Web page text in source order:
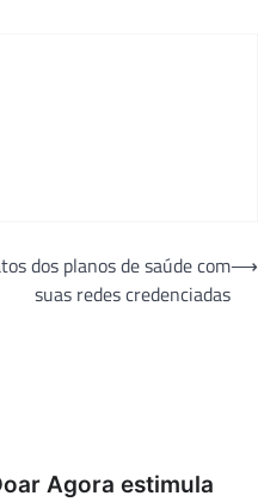
dos planos de saúde com
suas redes credenciadas
⟶
Agora estimula